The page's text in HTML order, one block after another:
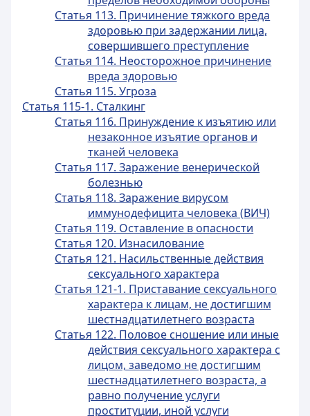
Статья 113. Причинение тяжкого вреда
здоровью при задержании лица,
совершившего преступление
Статья 114. Неосторожное причинение
вреда здоровью
Статья 115. Угроза
Статья 115-1. Сталкинг
Статья 116. Принуждение к изъятию или
незаконное изъятие органов и
тканей человека
Статья 117. Заражение венерической
болезнью
Статья 118. Заражение вирусом
иммунодефицита человека (ВИЧ)
Статья 119. Оставление в опасности
Статья 120. Изнасилование
Статья 121. Насильственные действия
сексуального характера
Статья 121-1. Приставание сексуального
характера к лицам, не достигшим
шестнадцатилетнего возраста
Статья 122. Половое сношение или иные
действия сексуального характера с
лицом, заведомо не достигшим
шестнадцатилетнего возраста, а
равно получение услуги
проституции, иной услуги